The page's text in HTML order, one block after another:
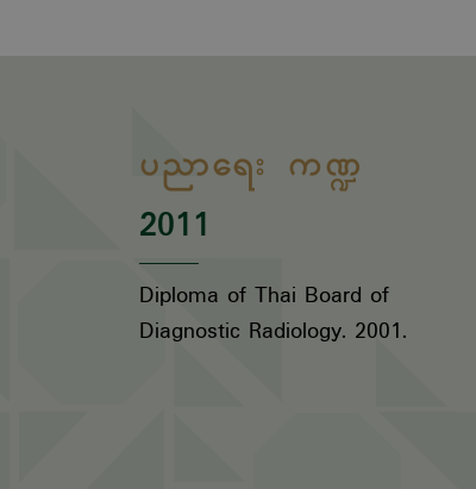
ပညာရေး ကဏ္ဍ
2011
Diploma of Thai Board of
Diagnostic Radiology. 2001.